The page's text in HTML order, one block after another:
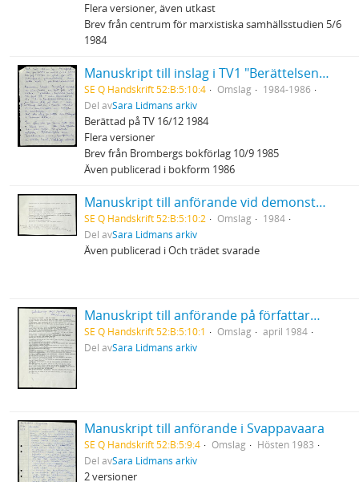
Flera versioner, även utkast
Brev från centrum för marxistiska samhällsstudien 5/6
1984
Manuskript till inslag i TV1 "Berättelsen ur bakfickan" ... när dem sopade hela byn oppåt väggarna...
SE Q Handskrift 52:B:5:10:4 Omslag
1984-1986
Del avSara Lidmans arkiv
Berättad på TV 16/12 1984
Flera versioner
Brev från Brombergs bokförlag 10/9 1985
Även publicerad i bokform 1986
Manuskript till anförande vid demonstration mot Bilderberggruppen som höll möte på Grand hotel Saltsjöbaden 12/5 1984
SE Q Handskrift 52:B:5:10:2 Omslag
1984
Del avSara Lidmans arkiv
Även publicerad i Och trädet svarade
Manuskript till anförande på författarmöte i Helsingfors
SE Q Handskrift 52:B:5:10:1 Omslag
april 1984
Del avSara Lidmans arkiv
Manuskript till anförande i Svappavaara
SE Q Handskrift 52:B:5:9:4 Omslag
Hösten 1983
Del avSara Lidmans arkiv
2 versioner